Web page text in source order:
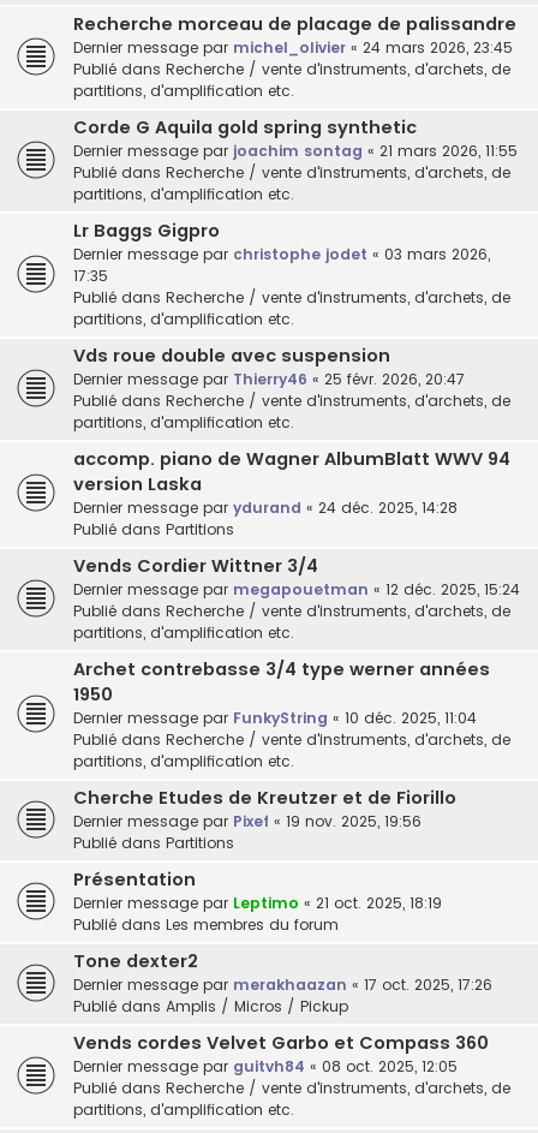
Recherche morceau de placage de palissandre
Dernier message par michel_olivier « 24 mars 2026, 23:45
Publié dans Recherche / vente d'instruments, d'archets, de
partitions, d'amplification etc.
Corde G Aquila gold spring synthetic
Dernier message par joachim sontag « 21 mars 2026, 11:55
Publié dans Recherche / vente d'instruments, d'archets, de
partitions, d'amplification etc.
Lr Baggs Gigpro
Dernier message par christophe jodet « 03 mars 2026,
17:35
Publié dans Recherche / vente d'instruments, d'archets, de
partitions, d'amplification etc.
Vds roue double avec suspension
Dernier message par Thierry46 « 25 févr. 2026, 20:47
Publié dans Recherche / vente d'instruments, d'archets, de
partitions, d'amplification etc.
accomp. piano de Wagner AlbumBlatt WWV 94
version Laska
Dernier message par ydurand « 24 déc. 2025, 14:28
Publié dans Partitions
Vends Cordier Wittner 3/4
Dernier message par megapouetman « 12 déc. 2025, 15:24
Publié dans Recherche / vente d'instruments, d'archets, de
partitions, d'amplification etc.
Archet contrebasse 3/4 type werner années
1950
Dernier message par FunkyString « 10 déc. 2025, 11:04
Publié dans Recherche / vente d'instruments, d'archets, de
partitions, d'amplification etc.
Cherche Etudes de Kreutzer et de Fiorillo
Dernier message par Pixef « 19 nov. 2025, 19:56
Publié dans Partitions
Présentation
Dernier message par Leptimo « 21 oct. 2025, 18:19
Publié dans Les membres du forum
Tone dexter2
Dernier message par merakhaazan « 17 oct. 2025, 17:26
Publié dans Amplis / Micros / Pickup
Vends cordes Velvet Garbo et Compass 360
Dernier message par guitvh84 « 08 oct. 2025, 12:05
Publié dans Recherche / vente d'instruments, d'archets, de
partitions, d'amplification etc.